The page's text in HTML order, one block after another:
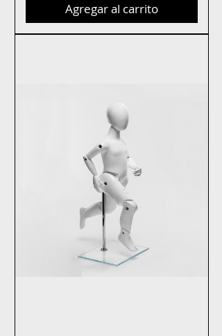
Agregar al carrito